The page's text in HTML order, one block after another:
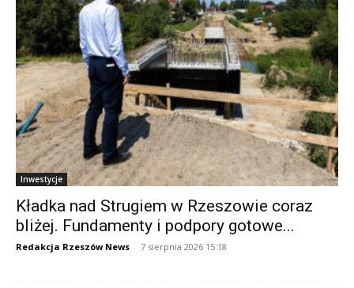
Inwestycje
Kładka nad Strugiem w Rzeszowie coraz
bliżej. Fundamenty i podpory gotowe...
Redakcja Rzeszów News - 7 sierpnia 2026 15:18